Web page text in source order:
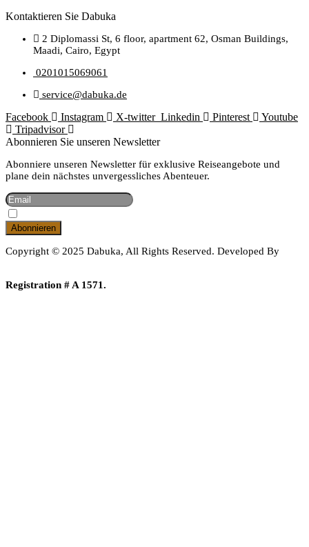
Kontaktieren Sie Dabuka
2 Diplomassi St, 6 floor, apartment 62, Osman Buildings,
Maadi, Cairo, Egypt
0201015069061
service@dabuka.de
Facebook Instagram X-twitter Linkedin Pinterest
Youtube
Tripadvisor
Abonnieren Sie unseren Newsletter
Abonniere unseren Newsletter für exklusive Reiseangebote und
plane dein nächstes unvergessliches Abenteuer.
Copyright © 2025 Dabuka, All Rights Reserved. Developed By
Registration # A 1571.